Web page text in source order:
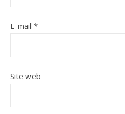
E-mail *
Site web